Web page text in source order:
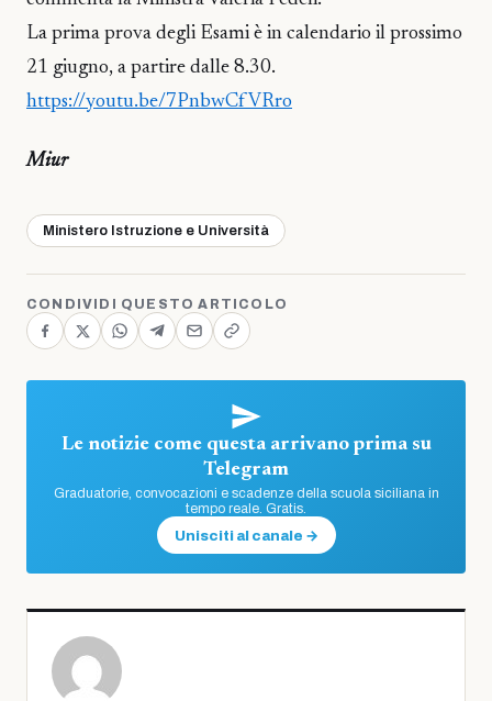
La prima prova degli Esami è in calendario il prossimo
21 giugno, a partire dalle 8.30.
https://youtu.be/7PnbwCfVRro
Miur
Ministero Istruzione e Università
CONDIVIDI QUESTO ARTICOLO
Le notizie come questa arrivano prima su
Telegram
Graduatorie, convocazioni e scadenze della scuola siciliana in
tempo reale. Gratis.
Unisciti al canale →